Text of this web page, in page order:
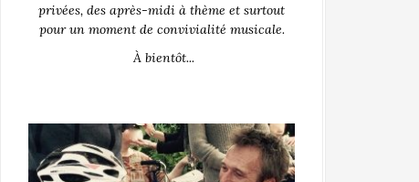
privées, des après-midi à thème et surtout
pour un moment de convivialité musicale.
À bientôt...